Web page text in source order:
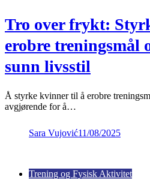
Tro over frykt:
erobre treningsmål
sunn livsstil
Å styrke kvinner til å erobre
avgjørende for å…
Sara Vujović11/08/2025
Trening og Fysisk Aktivitet